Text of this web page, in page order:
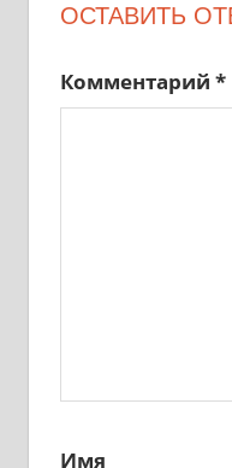
ОСТАВИТЬ
Комментарий *
Имя